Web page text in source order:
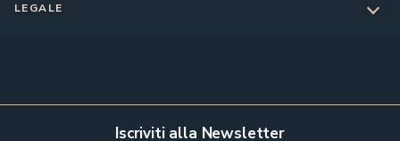
LEGALE
Iscriviti alla Newsletter